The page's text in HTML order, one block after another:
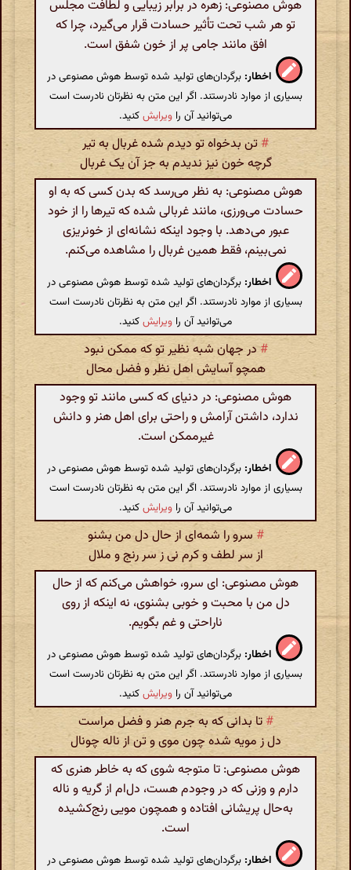
هوش مصنوعی: زهره در برابر زیبایی و لطافت مجلس
تو هر شب تحت تأثیر حسادت قرار می‌گیرد، چرا که
افق مانند جامی پر از خون شفق است.
اخطار: برگردان‌های تولید شده توسط هوش مصنوعی در
بسیاری از موارد نادرستند. اگر این متن به نظرتان نادرست است
می‌توانید آن را ویرایشکنید.
# تن بدخواه تو دیدم شده غربال به تیر
گرچه خون نیز ندیدم به جز آن یک غربال
هوش مصنوعی: به نظر می‌رسد که بدن کسی که به او
حسادت می‌ورزی، مانند غربالی شده که تیرها را از خود
عبور می‌دهد. با وجود اینکه نشانه‌ای از خونریزی
نمی‌بینم، فقط همین غربال را مشاهده می‌کنم.
اخطار: برگردان‌های تولید شده توسط هوش مصنوعی در
بسیاری از موارد نادرستند. اگر این متن به نظرتان نادرست است
می‌توانید آن را ویرایشکنید.
#در جهان شبه نظیر تو که ممکن نبود
همچو آسایش اهل نظر و فضل محال
هوش مصنوعی: در دنیای که کسی مانند تو وجود
ندارد، داشتن آرامش و راحتی برای اهل هنر و دانش
غیرممکن است.
اخطار: برگردان‌های تولید شده توسط هوش مصنوعی در
بسیاری از موارد نادرستند. اگر این متن به نظرتان نادرست است
می‌توانید آن را ویرایشکنید.
# سرو را شمه‌ای از حال دل من بشنو
از سر لطف و کرم نی ز سر رنج و ملال
هوش مصنوعی: ای سرو، خواهش می‌کنم که از حال
دل من با محبت و خوبی بشنوی، نه اینکه از روی
ناراحتی و غم بگویم.
اخطار: برگردان‌های تولید شده توسط هوش مصنوعی در
بسیاری از موارد نادرستند. اگر این متن به نظرتان نادرست است
می‌توانید آن را ویرایشکنید.
# تا بدانی که به جرم هنر و فضل مراست
دل ز مویه شده چون موی و تن از ناله چونال
هوش مصنوعی: تا متوجه شوی که به خاطر هنری که
دارم و وزنی که در وجودم هست، دل‌ام از گریه و ناله
به‌حال پریشانی افتاده و همچون مویی رنج‌کشیده
است.
اخطار: برگردان‌های تولید شده توسط هوش مصنوعی در